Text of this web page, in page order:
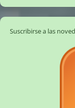
Suscribirse a las